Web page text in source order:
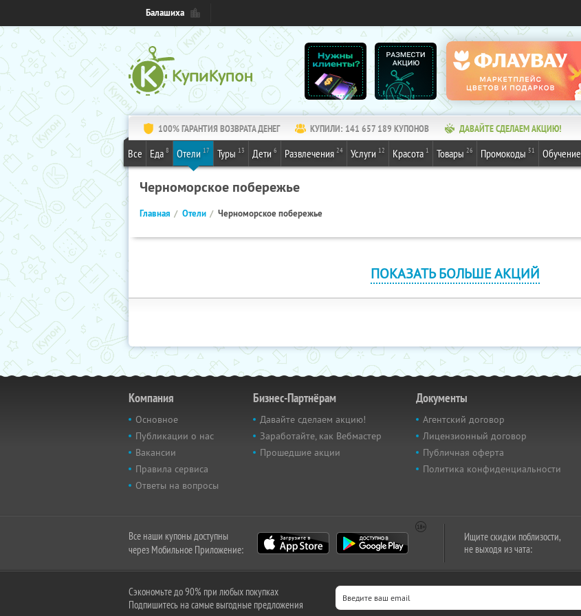
Балашиха
100% ГАРАНТИЯ ВОЗВРАТА ДЕНЕГ КУПИЛИ: 141 657 189 КУПОНОВ ДАВАЙТЕ СДЕЛАЕМ АКЦИЮ!
Все Еда 8 Отели 17 Туры 13 Дети 6 Развлечения 24 Услуги 12 Красота 1 Товары 26 Промокоды 51 Обучение
Черноморское побережье
Главная Отели Черноморское побережье
ПОКАЗАТЬ БОЛЬШЕ АКЦИЙ
Компания
Основное
Публикации о нас
Вакансии
Правила сервиса
Ответы на вопросы
Бизнес-Партнёрам
Давайте сделаем акцию!
Заработайте, как Вебмастер
Прошедшие акции
Документы
Агентский договор
Лицензионный договор
Публичная оферта
Политика конфиденциальности
Все наши купоны доступны
через Мобильное Приложение:
Ищите скидки поблизости,
не выходя из чата:
Сэкономьте до 90% при любых покупках
Подпишитесь на самые выгодные предложения